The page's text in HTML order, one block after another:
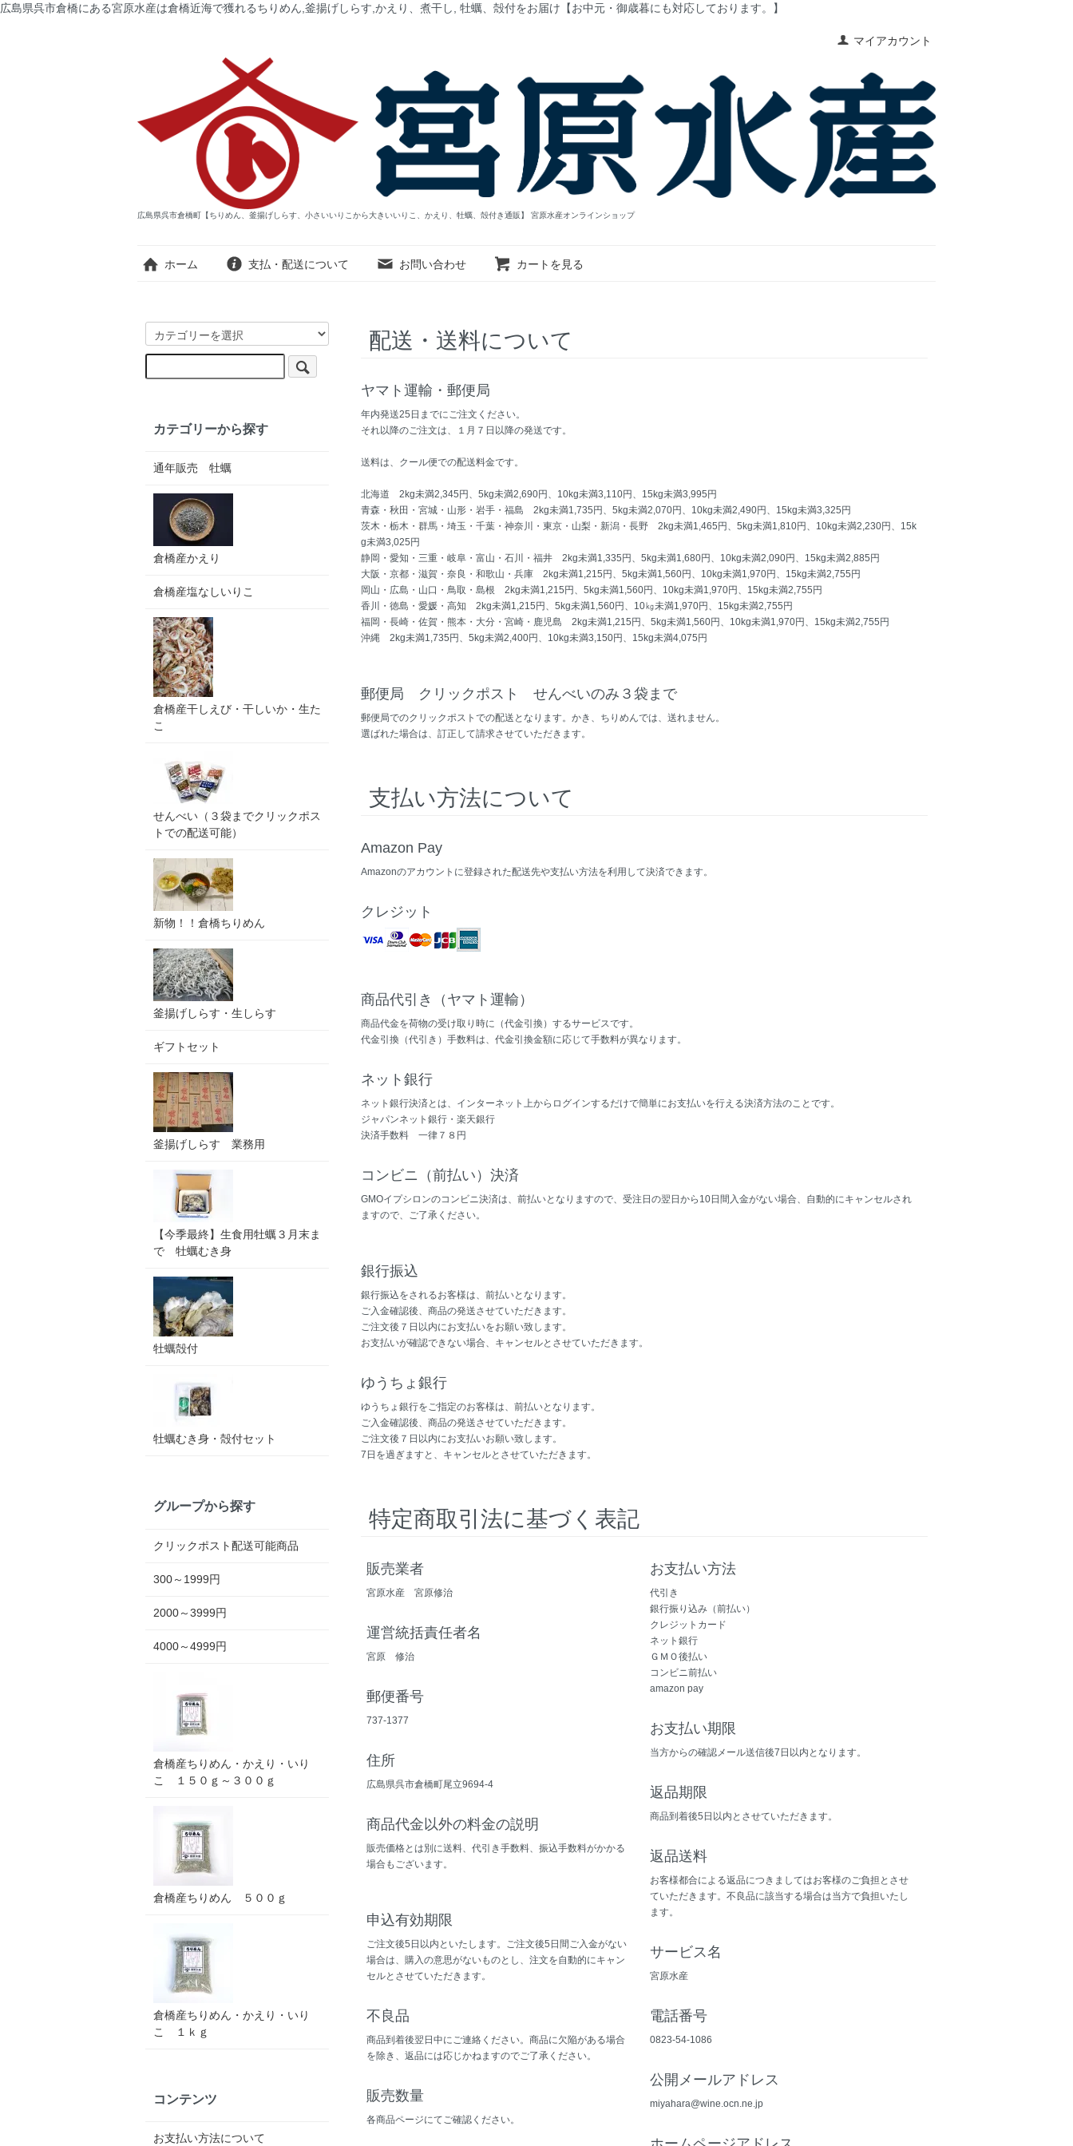
広島県呉市倉橋にある宮原水産は倉橋近海で獲れるちりめん,釜揚げしらす,かえり、煮干し, 牡蠣、殻付をお届け【お中元・御歳暮にも対応しております。】
マイアカウント
広島県呉市倉橋町【ちりめん、釜揚げしらす、小さいいりこから大きいいりこ、かえり、牡蠣、殻付き通販】 宮原水産オンラインショップ
ホーム 支払・配送について お問い合わせ カートを見る
配送・送料について
ヤマト運輸・郵便局
年内発送25日までにご注文ください。
それ以降のご注文は、１月７日以降の発送です。
送料は、クール便での配送料金です。
北海道 2kg未満2,345円、5kg未満2,690円、10kg未満3,110円、15kg未満3,995円
青森・秋田・宮城・山形・岩手・福島 2kg未満1,735円、5kg未満2,070円、10kg未満2,490円、15kg未満3,325円
茨木・栃木・群馬・埼玉・千葉・神奈川・東京・山梨・新潟・長野 2kg未満1,465円、5kg未満1,810円、10kg未満2,230円、15k
g未満3,025円
静岡・愛知・三重・岐阜・富山・石川・福井 2kg未満1,335円、5kg未満1,680円、10kg未満2,090円、15kg未満2,885円
大阪・京都・滋賀・奈良・和歌山・兵庫 2kg未満1,215円、5kg未満1,560円、10kg未満1,970円、15kg未満2,755円
岡山・広島・山口・鳥取・島根 2kg未満1,215円、5kg未満1,560円、10kg未満1,970円、15kg未満2,755円
香川・徳島・愛媛・高知 2kg未満1,215円、5kg未満1,560円、10㎏未満1,970円、15kg未満2,755円
福岡・長崎・佐賀・熊本・大分・宮崎・鹿児島 2kg未満1,215円、5kg未満1,560円、10kg未満1,970円、15kg未満2,755円
沖縄 2kg未満1,735円、5kg未満2,400円、10kg未満3,150円、15kg未満4,075円
郵便局 クリックポスト せんべいのみ３袋まで
郵便局でのクリックポストでの配送となります。かき、ちりめんでは、送れません。
選ばれた場合は、訂正して請求させていただきます。
支払い方法について
Amazon Pay
Amazonのアカウントに登録された配送先や支払い方法を利用して決済できます。
クレジット
商品代引き（ヤマト運輸）
商品代金を荷物の受け取り時に（代金引換）するサービスです。
代金引換（代引き）手数料は、代金引換金額に応じて手数料が異なります。
ネット銀行
ネット銀行決済とは、インターネット上からログインするだけで簡単にお支払いを行える決済方法のことです。
ジャパンネット銀行・楽天銀行
決済手数料 一律７８円
コンビニ（前払い）決済
GMOイプシロンのコンビニ決済は、前払いとなりますので、受注日の翌日から10日間入金がない場合、自動的にキャンセルされ
ますので、ご了承ください。
銀行振込
銀行振込をされるお客様は、前払いとなります。
ご入金確認後、商品の発送させていただきます。
ご注文後７日以内にお支払いをお願い致します。
お支払いが確認できない場合、キャンセルとさせていただきます。
ゆうちょ銀行
ゆうちょ銀行をご指定のお客様は、前払いとなります。
ご入金確認後、商品の発送させていただきます。
ご注文後７日以内にお支払いお願い致します。
7日を過ぎますと、キャンセルとさせていただきます。
特定商取引法に基づく表記
販売業者
宮原水産 宮原修治
運営統括責任者名
宮原 修治
郵便番号
737-1377
住所
広島県呉市倉橋町尾立9694-4
商品代金以外の料金の説明
販売価格とは別に送料、代引き手数料、振込手数料がかかる
場合もございます。
申込有効期限
ご注文後5日以内といたします。ご注文後5日間ご入金がない
場合は、購入の意思がないものとし、注文を自動的にキャン
セルとさせていただきます。
不良品
商品到着後翌日中にご連絡ください。商品に欠陥がある場合
を除き、返品には応じかねますのでご了承ください。
販売数量
各商品ページにてご確認ください。
お支払い方法
代引き
銀行振り込み（前払い）
クレジットカード
ネット銀行
ＧＭＯ後払い
コンビニ前払い
amazon pay
お支払い期限
当方からの確認メール送信後7日以内となります。
返品期限
商品到着後5日以内とさせていただきます。
返品送料
お客様都合による返品につきましてはお客様のご負担とさせ
ていただきます。不良品に該当する場合は当方で負担いたし
ます。
サービス名
宮原水産
電話番号
0823-54-1086
公開メールアドレス
miyahara@wine.ocn.ne.jp
カテゴリーから探す
通年販売 牡蠣
倉橋産かえり
倉橋産塩なしいりこ
倉橋産干しえび・干しいか・生た
こ
せんべい（３袋までクリックポス
トでの配送可能）
新物！！倉橋ちりめん
釜揚げしらす・生しらす
ギフトセット
釜揚げしらす 業務用
【今季最終】生食用牡蠣３月末ま
で 牡蠣むき身
牡蠣殻付
牡蠣むき身・殻付セット
グループから探す
クリックポスト配送可能商品
300～1999円
2000～3999円
4000～4999円
倉橋産ちりめん・かえり・いり
こ １５０ｇ～３００ｇ
倉橋産ちりめん ５００ｇ
倉橋産ちりめん・かえり・いり
こ １ｋｇ
コンテンツ
お支払い方法について